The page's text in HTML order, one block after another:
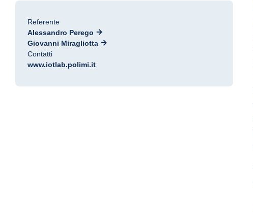
Referente
Alessandro Perego
Giovanni Miragliotta
Contatti
www.iotlab.polimi.it